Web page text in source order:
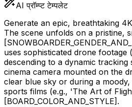
AI प्रॉम्प्ट टेम्पलेट
Generate an epic, breathtaking
The scene unfolds on a pristine,
uses sophisticated drone
descending to a dynamic
cinema camera mounted on the
clear blue sky or during a
sports films (e.g., 'The Art of
[BOARD_COLOR_AND_STYLE] .